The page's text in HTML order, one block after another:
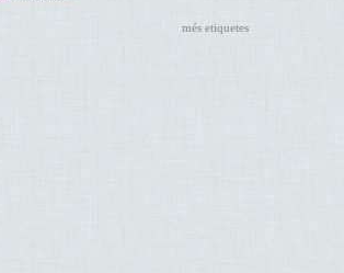
més etiquetes